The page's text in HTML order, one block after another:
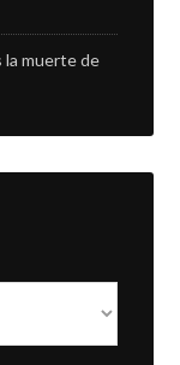
la muerte de